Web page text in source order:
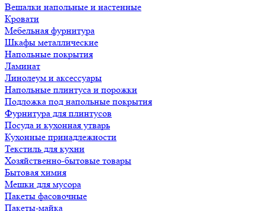
Вешалки напольные и настенные
Кровати
Мебельная фурнитура
Шкафы металлические
Напольные покрытия
Ламинат
Линолеум и аксессуары
Напольные плинтуса и порожки
Подложка под напольные покрытия
Фурнитура для плинтусов
Посуда и кухонная утварь
Кухонные принадлежности
Текстиль для кухни
Хозяйственно-бытовые товары
Бытовая химия
Мешки для мусора
Пакеты фасовочные
Пакеты-майка